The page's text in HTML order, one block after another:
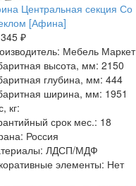
Центральная секция Со
[Афина]
₽
Мебель Маркет
высота, мм: 2150
глубина, мм: 444
ширина, мм: 1951
кг:
срок мес.: 18
Россия
ЛДСП/МДФ
элементы: Нет